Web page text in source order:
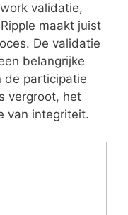
validatie,
maakt juist
De validatie
belangrijke
de participatie
vergroot, het
van integriteit.